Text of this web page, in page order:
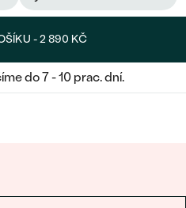
-2 890 KČ
do 7 - 10 prac. dní.